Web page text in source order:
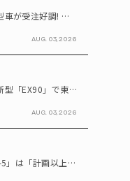
日産の新型車が受注好調! エルグランドは8,000台、キックスは1.1万台に到達
AUG. 03, 2026
ボルボの新型「EX90」で東京～日光を往復! いろは坂も余裕な大型EVの実力とは
AUG. 03, 2026
新型「CX-5」は「計画以上」の売れ行き? マツダ決算会見で判明したこと